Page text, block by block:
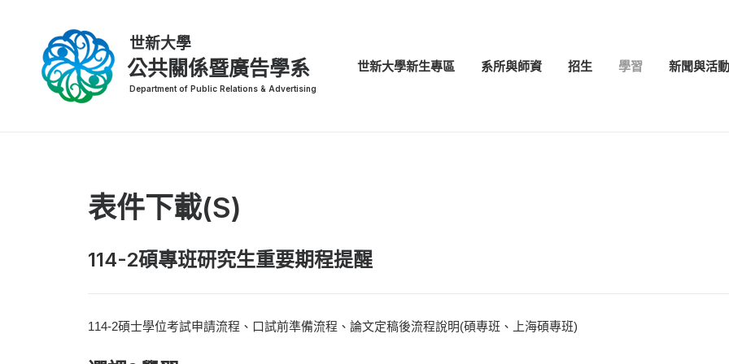
公共關係暨廣告學系 世新大學新生專區 系所與師資 招生 學習 新聞與活動
表件下載(S)
114-2碩專班研究生重要期程提醒
114-2碩士學位考試申請流程、口試前準備流程、論文定稿後流程說明(碩專班、上海碩專班)